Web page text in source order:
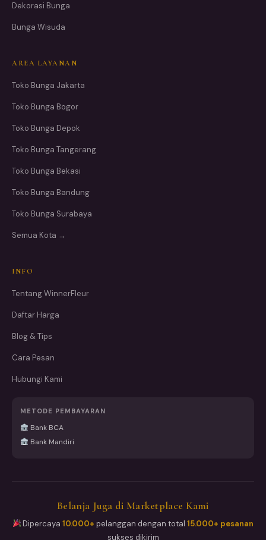
Dekorasi Bunga
Bunga Wisuda
AREA LAYANAN
Toko Bunga Jakarta
Toko Bunga Bogor
Toko Bunga Depok
Toko Bunga Tangerang
Toko Bunga Bekasi
Toko Bunga Bandung
Toko Bunga Surabaya
Semua Kota →
INFO
Tentang WinnerFleur
Daftar Harga
Blog & Tips
Cara Pesan
Hubungi Kami
METODE PEMBAYARAN
Bank BCA
Bank Mandiri
Belanja Juga di Marketplace Kami
Dipercaya10.000+ pelanggan dengan total15.000+ pesanan
sukses dikirim